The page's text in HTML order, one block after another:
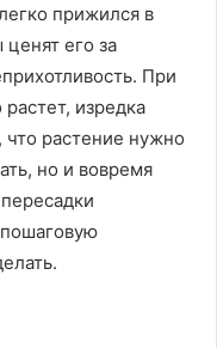
прижился в
его за
При
изредка
растение нужно
но и вовремя